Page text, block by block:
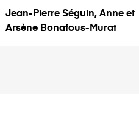
Jean-Pierre Séguin, Anne et
Arsène Bonafous-Murat